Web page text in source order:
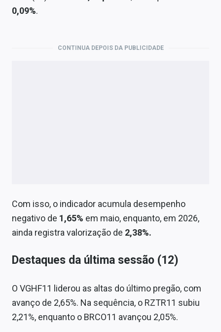
0,09%.
CONTINUA DEPOIS DA PUBLICIDADE
Com isso, o indicador acumula desempenho
negativo de 1,65% em maio, enquanto, em 2026,
ainda registra valorização de 2,38%.
Destaques da última sessão (12)
O VGHF11 liderou as altas do último pregão, com
avanço de 2,65%. Na sequência, o RZTR11 subiu
2,21%, enquanto o BRCO11 avançou 2,05%.